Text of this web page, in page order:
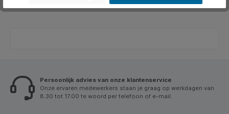
Persoonlijk advies van onze klantenservice
Onze ervaren medewerkers staan je graag op werkdagen van
8.30 tot 17.00 te woord per telefoon of e-mail.